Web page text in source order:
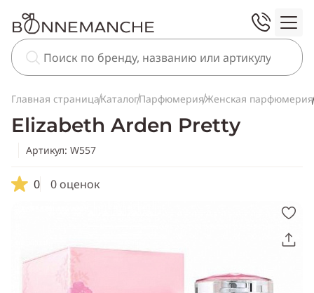
Главная страницаКаталогПарфюмерияЖенская парфюмерия
Elizabeth Arden Pretty
Артикул: W557
0 0 оценок
Скопировать